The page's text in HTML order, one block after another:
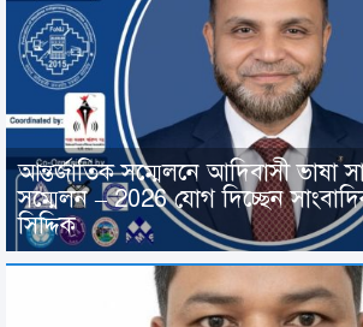
আন্তর্জাতিক সম্মেলনে আদিবাসী ভাষা
সম্মেলন – 2026 যোগ দিচ্ছেন
সিদ্দিক